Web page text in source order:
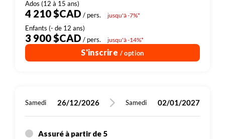
4 210 $CAD / pers. jusqu'à -7%*
3 900 $CAD / pers. jusqu'à -14%*
S'inscrire / option
Samedi 26/12/2026 Samedi 02/01/2027
Assuré à partir de 5